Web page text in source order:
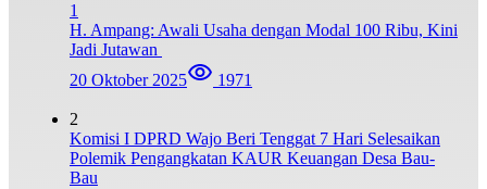
1
H. Ampang: Awali Usaha dengan Modal 100 Ribu, Kini
Jadi Jutawan
20 Oktober 2025
1971
2
Komisi I DPRD Wajo Beri Tenggat 7 Hari Selesaikan
Polemik Pengangkatan KAUR Keuangan Desa Bau-
Bau